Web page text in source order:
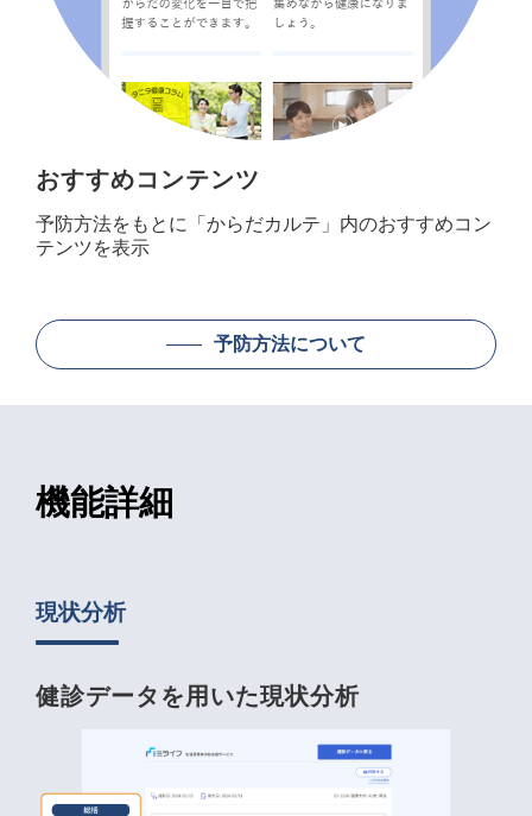
おすすめコンテンツ
予防方法をもとに「からだカルテ」内のおすすめコン
テンツを表示
予防方法について
機能詳細
現状分析
健診データを用いた現状分析